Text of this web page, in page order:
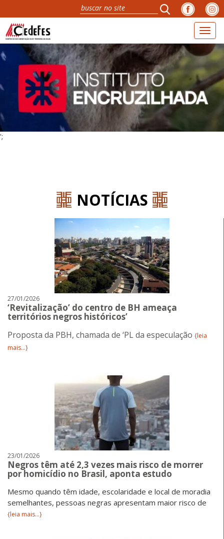
';
NOTÍCIAS
27/01/2026
‘Revitalização’ do centro de BH ameaça
territórios negros históricos’
Proposta da PBH, chamada de ‘PL da especulação {leia
mais...}
23/01/2026
Negros têm até 2,3 vezes mais risco de morrer
por homicídio no Brasil, aponta estudo
Mesmo quando têm idade, escolaridade e local de moradia
semelhantes, pessoas negras apresentam maior risco de
{leia mais...}